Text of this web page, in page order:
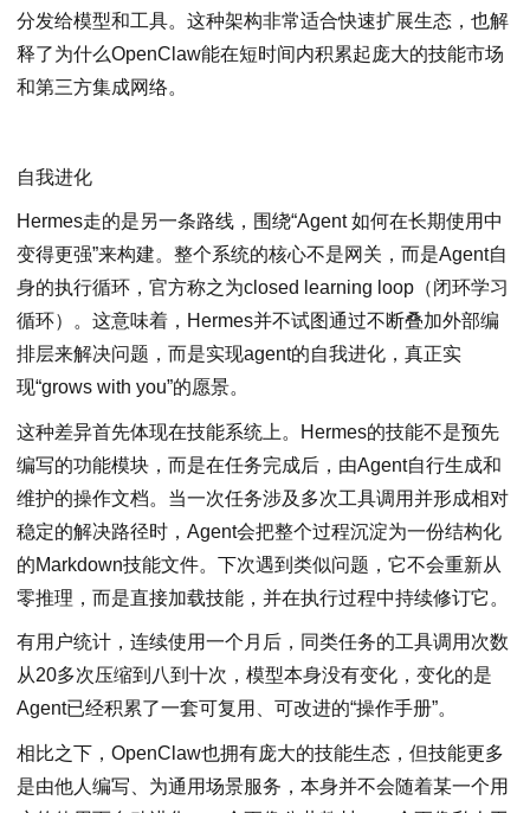
分发给模型和工具。这种架构非常适合快速扩展生态，也解
释了为什么OpenClaw能在短时间内积累起庞大的技能市场
和第三方集成网络。
自我进化
Hermes走的是另一条路线，围绕“Agent 如何在长期使用中
变得更强”来构建。整个系统的核心不是网关，而是Agent自
身的执行循环，官方称之为closed learning loop（闭环学习
循环）。这意味着，Hermes并不试图通过不断叠加外部编
排层来解决问题，而是实现agent的自我进化，真正实
现“grows with you”的愿景。
这种差异首先体现在技能系统上。Hermes的技能不是预先
编写的功能模块，而是在任务完成后，由Agent自行生成和
维护的操作文档。当一次任务涉及多次工具调用并形成相对
稳定的解决路径时，Agent会把整个过程沉淀为一份结构化
的Markdown技能文件。下次遇到类似问题，它不会重新从
零推理，而是直接加载技能，并在执行过程中持续修订它。
有用户统计，连续使用一个月后，同类任务的工具调用次数
从20多次压缩到八到十次，模型本身没有变化，变化的是
Agent已经积累了一套可复用、可改进的“操作手册”。
相比之下，OpenClaw也拥有庞大的技能生态，但技能更多
是由他人编写、为通用场景服务，本身并不会随着某一个用